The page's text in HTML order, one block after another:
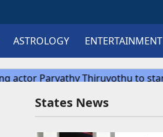
ASTROLOGY ENTERTAINMENT
States News